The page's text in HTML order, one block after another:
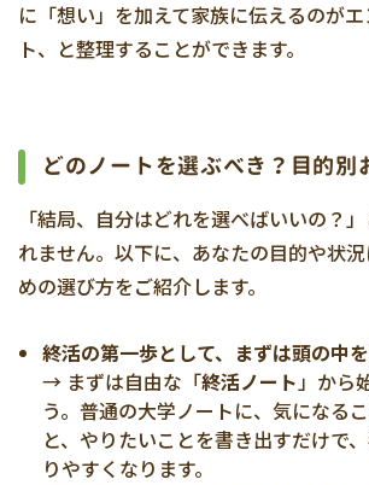
に「想い」を加えて家族に伝えるのが
ト、と整理することができます。
どのノートを選ぶべき？目的別
「結局、自分はどれを選べばいいの？
れません。以下に、あなたの目的や状
めの選び方をご紹介します。
終活の第一歩として、まずは頭の中
→ まずは自由な「終活ノート」から
う。普通の大学ノートに、気になる
と、やりたいことを書き出すだけで
りやすくなります。